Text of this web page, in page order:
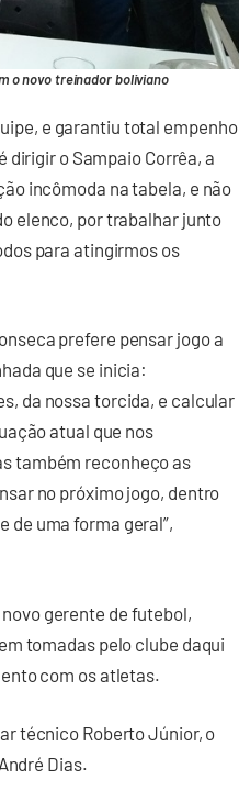
o novo treinador boliviano
e garantiu total empenho
dirigir o Sampaio Corrêa, a
incômoda na tabela, e não
elenco, por trabalhar junto
para atingirmos os
prefere pensar jogo a
que se inicia:
da nossa torcida, e calcular
atual que nos
também reconheço as
no próximo jogo, dentro
de uma forma geral”,
gerente de futebol,
tomadas pelo clube daqui
com os atletas.
técnico Roberto Júnior, o
Dias.